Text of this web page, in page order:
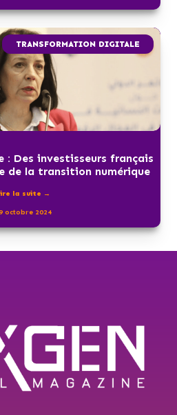
TRANSFORMATION DIGITALE
Des investisseurs français
de la transition numérique
la suite →
octobre 2024